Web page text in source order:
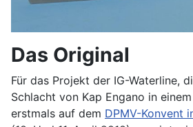
Das Original
Für das Projekt der IG-Waterline,
Schlacht von Kap Engano in
erstmals auf dem DPMV-Konvent